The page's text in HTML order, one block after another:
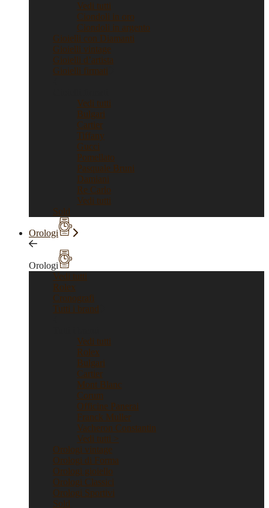
Vedi tutti
Ciondoli in oro
Ciondoli in argento
Gioielli con Diamanti
Gioielli vintage
Gioielli d’artista
Gioielli firmati
Vedi tutti
Bulgari
Cartier
Tiffany
Gucci
Pomellato
Pasquale Bruni
Damiani
Re Carlo
Vedi tutti
Sold
Orologi
Orologi
Vedi tutti
Rolex
Cronografi
Tutti i brand
Vedi tutti
Rolex
Bulgari
Cartier
Mont Blanc
Corum
Officine Panerai
Franck Muller
Vacheron Constantin
Vedi tutti >
Orologi vintage
Orologi di Forma
Orologi gioiello
Orologi Classici
Orologi Sportivi
Sold